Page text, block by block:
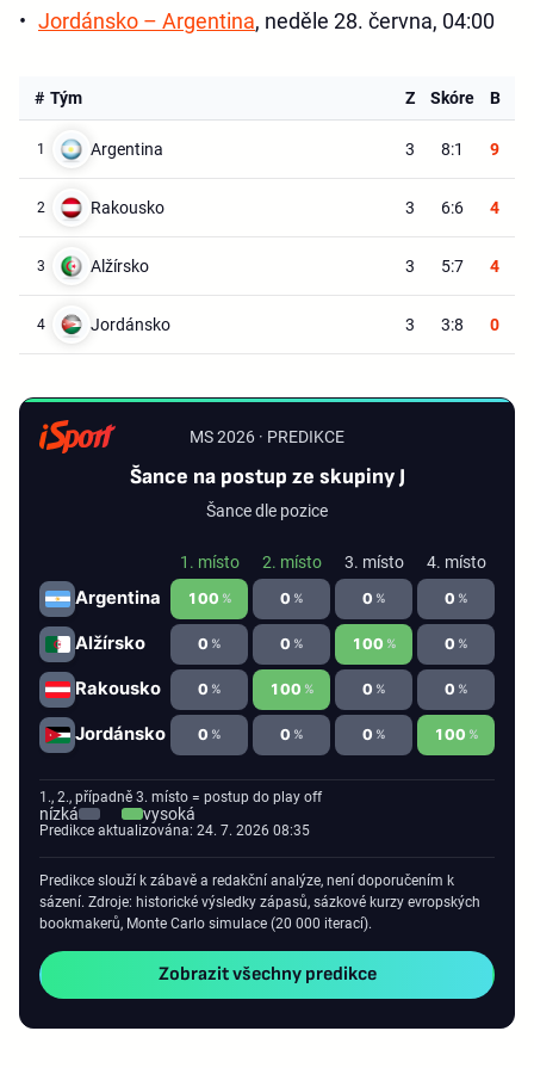
Jordánsko – Argentina, neděle 28. června, 04:00
# Tým Z Skóre B
1 Argentina 3 8:1 9
2 Rakousko 3 6:6 4
3 Alžírsko 3 5:7 4
4 Jordánsko 3 3:8 0
MS 2026 · PREDIKCE
Šance na postup ze skupiny J
Šance dle pozice
1. místo 2. místo 3. místo 4. místo
Argentina 100 % 0 % 0 % 0 %
Alžírsko 0 % 0 % 100 % 0 %
Rakousko 0 % 100 % 0 % 0 %
Jordánsko 0 % 0 % 0 % 100 %
1., 2., případně 3. místo = postup do play off
nízká vysoká
Predikce aktualizována: 24. 7. 2026 08:35
Predikce slouží k zábavě a redakční analýze, není doporučením k
sázení. Zdroje: historické výsledky zápasů, sázkové kurzy evropských
bookmakerů, Monte Carlo simulace (20 000 iterací).
Zobrazit všechny predikce